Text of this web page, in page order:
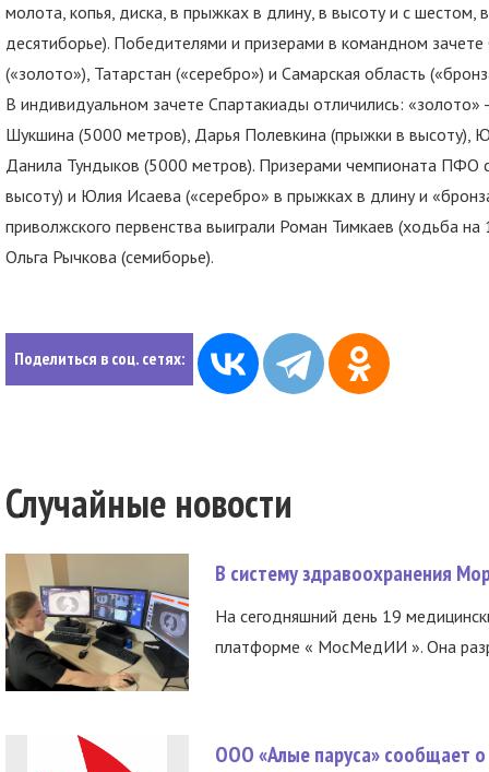
молота, копья, диска, в прыжках в длину, в высоту и с шестом,
десятиборье). Победителями и призерами в командном
(«золото»), Татарстан («серебро») и Самарская область
В индивидуальном зачете Спартакиады отличились:
Шукшина (5000 метров), Дарья Полевкина (прыжки в высоту),
Данила Тундыков (5000 метров). Призерами чемпионата ПФО
высоту) и Юлия Исаева («серебро» в прыжках в длину и
приволжского первенства выиграли Роман Тимкаев (ходьба
Ольга Рычкова (семиборье).
Поделиться в соц. сетях:
Случайные новости
В систему здравоохранения
На сегодняшний день 19
платформе « МосМедИИ ». Она
ООО «Алые паруса» сообщает о